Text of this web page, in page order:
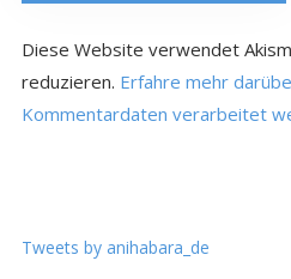
Diese Website verwendet
reduzieren. Erfahre mehr
Kommentardaten verarbeitet
Tweets by anihabara_de